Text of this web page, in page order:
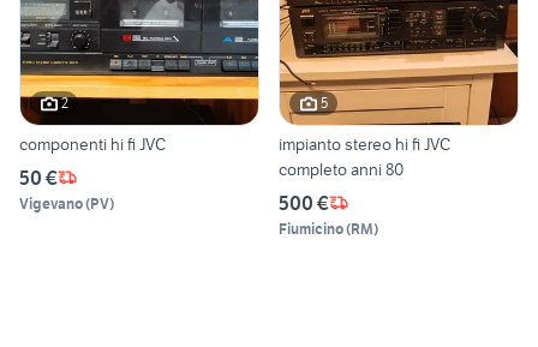
2
componenti hi fi JVC
50 €
Vigevano(PV)
5
impianto stereo hi fi JVC
completo anni 80
500 €
Fiumicino(RM)